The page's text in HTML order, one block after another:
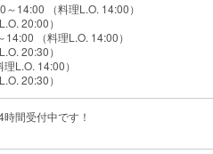
14:00 （料理L.O. 14:00）
20:00）
（料理L.O. 14:00）
20:30）
L.O. 14:00）
20:30）
間受付中です！